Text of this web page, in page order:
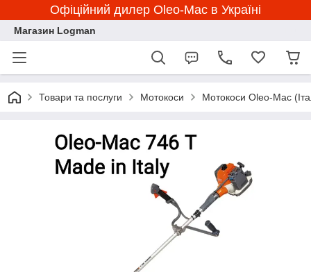
Офіційний дилер Oleo-Mac в Україні
Магазин Logman
Товари та послуги Мотокоси Мотокоси Oleo-Mac